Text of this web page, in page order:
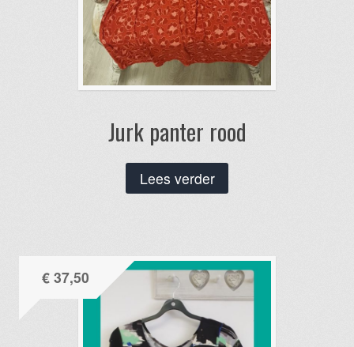
Jurk panter rood
Lees verder
€37,50